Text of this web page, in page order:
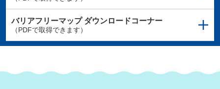
バリアフリーマップダウンロードコーナー
（PDFで取得できます）